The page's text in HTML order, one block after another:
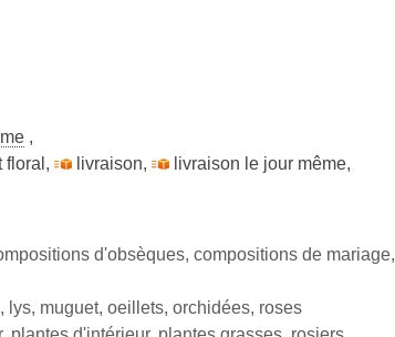
,
floral , livraison, livraison le jour même,
d'obsèques, compositions de mariage,
muguet, oeillets, orchidées, roses